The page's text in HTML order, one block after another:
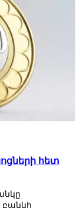
հետ
բանկի